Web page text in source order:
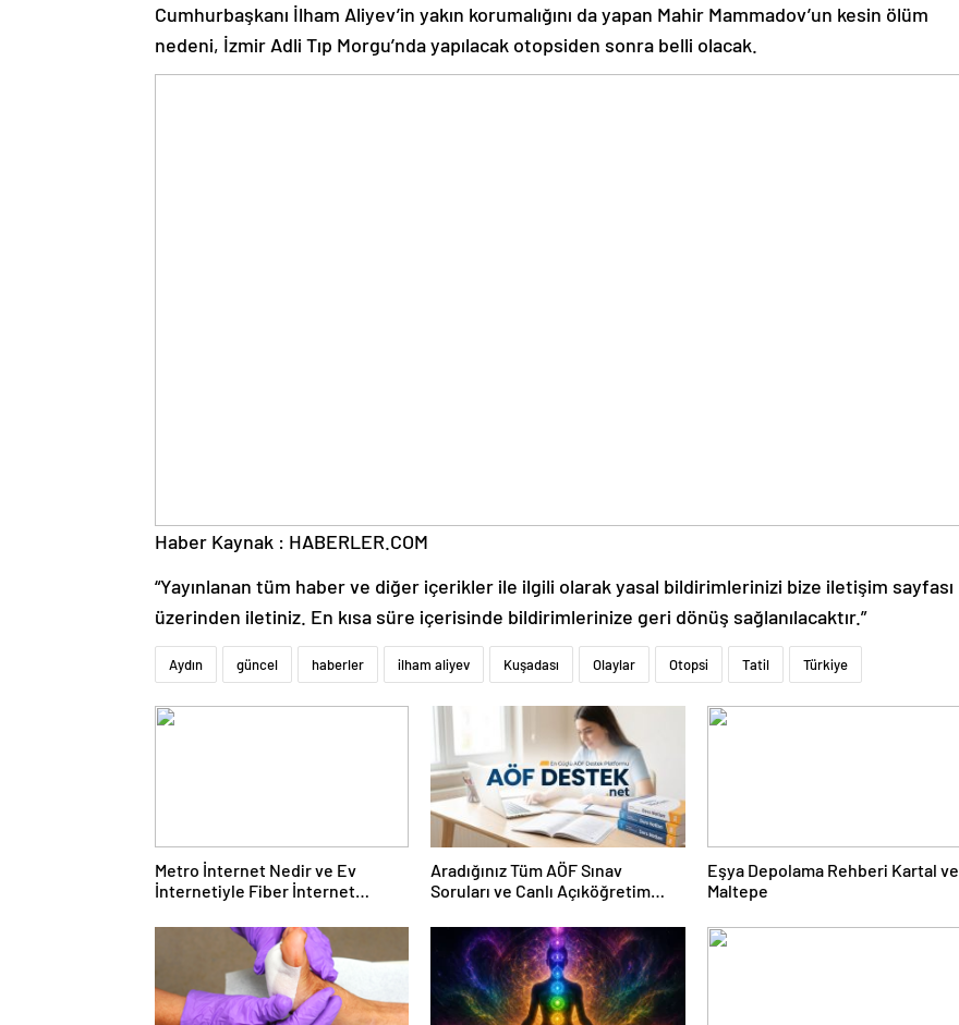
Cumhurbaşkanı İlham Aliyev’in yakın korumalığını da yapan Mahir Mammadov’un kesin ölüm
nedeni, İzmir Adli Tıp Morgu’nda yapılacak otopsiden sonra belli olacak.
Haber Kaynak : HABERLER.COM
“Yayınlanan tüm haber ve diğer içerikler ile ilgili olarak yasal bildirimlerinizi bize iletişim sayfası
üzerinden iletiniz. En kısa süre içerisinde bildirimlerinize geri dönüş sağlanılacaktır.”
Aydın güncel haberler ilham aliyev Kuşadası Olaylar Otopsi Tatil Türkiye
Metro İnternet Nedir ve Ev
İnternetiyle Fiber İnternet
Aradığınız Tüm AÖF Sınav
Soruları ve Canlı Açıköğretim
Eşya Depolama Rehberi Kartal ve
Maltepe